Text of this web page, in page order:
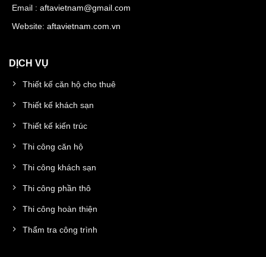
Email : aftavietnam@gmail.com
Website: aftavietnam.com.vn
DỊCH VỤ
Thiết kế căn hộ cho thuê
Thiết kế khách sạn
Thiết kế kiến trúc
Thi công căn hộ
Thi công khách sạn
Thi công phần thô
Thi công hoàn thiện
Thẩm tra công trình